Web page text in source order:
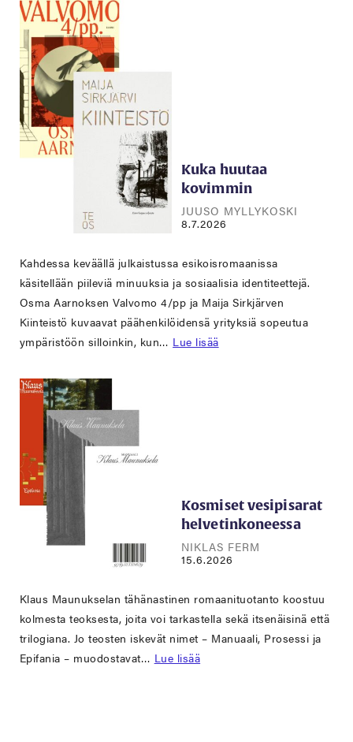
Kuka huutaa
kovimmin
JUUSO MYLLYKOSKI
8.7.2026
Kahdessa keväällä julkaistussa esikoisromaanissa
käsitellään piileviä minuuksia ja sosiaalisia identiteettejä.
Osma Aarnoksen Valvomo 4/pp ja Maija Sirkjärven
Kiinteistö kuvaavat päähenkilöidensä yrityksiä sopeutua
ympäristöön silloinkin, kun… Lue lisää
Kosmiset vesipisarat
helvetinkoneessa
NIKLAS FERM
15.6.2026
Klaus Maunukselan tähänastinen romaanituotanto koostuu
kolmesta teoksesta, joita voi tarkastella sekä itsenäisinä että
trilogiana. Jo teosten iskevät nimet – Manuaali, Prosessi ja
Epifania – muodostavat… Lue lisää